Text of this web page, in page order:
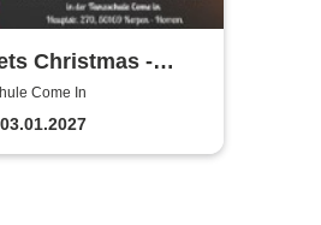
Christmas -
Come In
Come In